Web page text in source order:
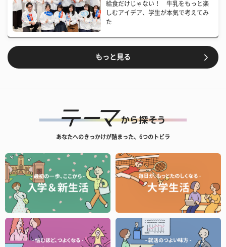
給食だけじゃない！ 牛乳をもっと楽
しむアイデア、学生が本気で考えてみ
た
もっと見る
あなたへのきっかけが詰まった、6つのトビラ